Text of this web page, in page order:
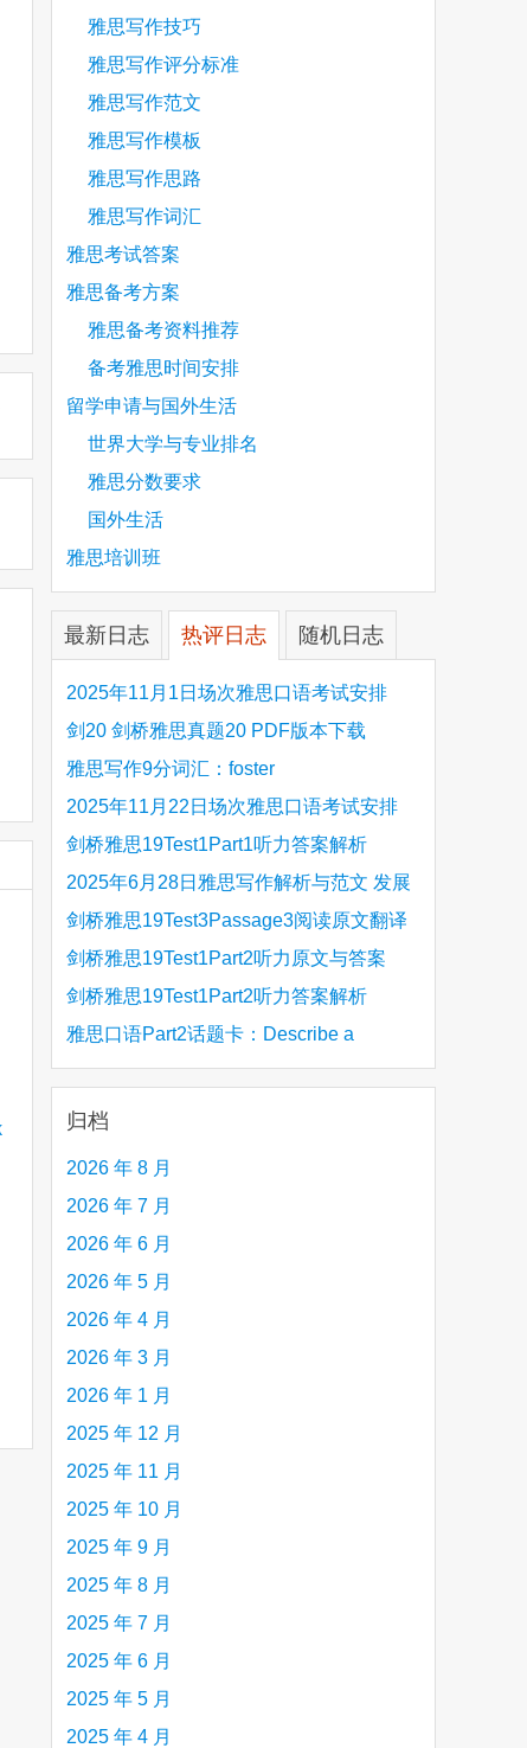
雅思写作技巧
雅思写作评分标准
雅思写作范文
雅思写作模板
雅思写作思路
雅思写作词汇
雅思考试答案
雅思备考方案
雅思备考资料推荐
备考雅思时间安排
留学申请与国外生活
世界大学与专业排名
雅思分数要求
国外生活
雅思培训班
最新日志 热评日志 随机日志
2025年11月1日场次雅思口语考试安排
剑20 剑桥雅思真题20 PDF版本下载
雅思写作9分词汇：foster
2025年11月22日场次雅思口语考试安排
剑桥雅思19Test1Part1听力答案解析
Hinchingbrooke Country Park
2025年6月28日雅思写作解析与范文 发展
旅游业 手把手带你写高分范文
剑桥雅思19Test3Passage3阅读原文翻译
Is the era of artificial speech translation
upon us 人工智能语言翻译
剑桥雅思19Test1Part2听力原文与答案
Stanthorpe Twinning Association
剑桥雅思19Test1Part2听力答案解析
Stanthorpe Twinning Association
雅思口语Part2话题卡：Describe a
creative person (e.g. an artist, a musician,
etc.) you admire 钦佩的有创造力的人
归档
2026 年 8 月
2026 年 7 月
2026 年 6 月
2026 年 5 月
2026 年 4 月
2026 年 3 月
2026 年 1 月
2025 年 12 月
2025 年 11 月
2025 年 10 月
2025 年 9 月
2025 年 8 月
2025 年 7 月
2025 年 6 月
2025 年 5 月
2025 年 4 月